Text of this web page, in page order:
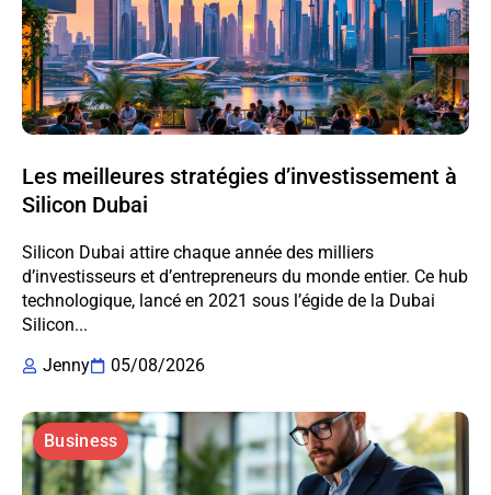
Les meilleures stratégies d’investissement à
Silicon Dubai
Silicon Dubai attire chaque année des milliers
d’investisseurs et d’entrepreneurs du monde entier. Ce hub
technologique, lancé en 2021 sous l’égide de la Dubai
Silicon...
Jenny
05/08/2026
Business